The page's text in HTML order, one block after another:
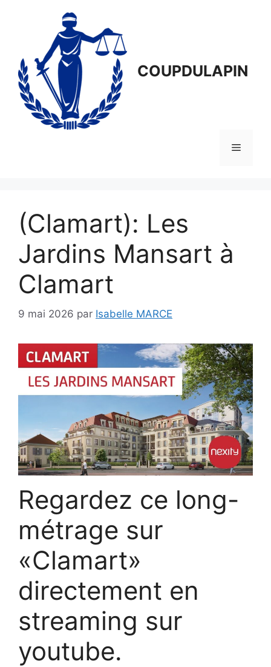
COUPDULAPIN
Menu
(Clamart): Les
Jardins Mansart à
Clamart
9 mai 2026 par Isabelle MARCE
Regardez ce long-
métrage sur
«Clamart»
directement en
streaming sur
youtube.